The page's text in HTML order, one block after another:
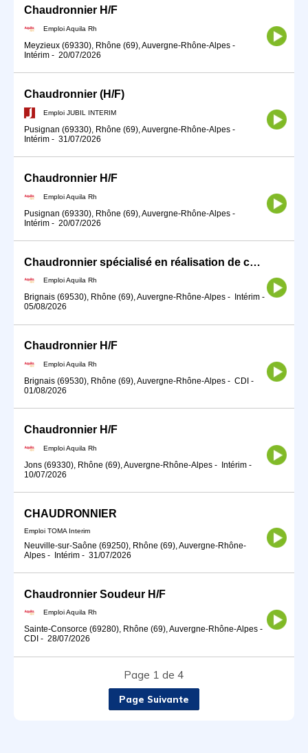
Chaudronnier H/F
Emploi Aquila Rh
Meyzieux (69330), Rhône (69), Auvergne-Rhône-Alpes -
Intérim - 20/07/2026
Chaudronnier (H/F)
Emploi JUBIL INTERIM
Pusignan (69330), Rhône (69), Auvergne-Rhône-Alpes -
Intérim - 31/07/2026
Chaudronnier H/F
Emploi Aquila Rh
Pusignan (69330), Rhône (69), Auvergne-Rhône-Alpes -
Intérim - 20/07/2026
Chaudronnier spécialisé en réalisation de cuves pharma H/F
Emploi Aquila Rh
Brignais (69530), Rhône (69), Auvergne-Rhône-Alpes - Intérim -
05/08/2026
Chaudronnier H/F
Emploi Aquila Rh
Brignais (69530), Rhône (69), Auvergne-Rhône-Alpes - CDI -
01/08/2026
Chaudronnier H/F
Emploi Aquila Rh
Jons (69330), Rhône (69), Auvergne-Rhône-Alpes - Intérim -
10/07/2026
CHAUDRONNIER
Emploi TOMA Interim
Neuville-sur-Saône (69250), Rhône (69), Auvergne-Rhône-
Alpes - Intérim - 31/07/2026
Chaudronnier Soudeur H/F
Emploi Aquila Rh
Sainte-Consorce (69280), Rhône (69), Auvergne-Rhône-Alpes -
CDI - 28/07/2026
Page 1 de 4
Page Suivante